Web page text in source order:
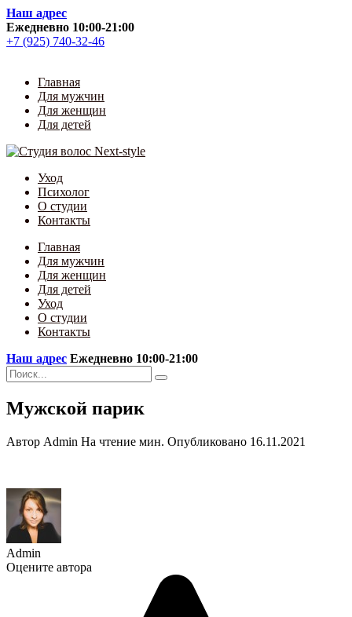
Skip
to
content
Наш адрес
Ежедневно 10:00-21:00
+7 (925) 740-32-46
Главная
Для мужчин
Для женщин
Для детей
Уход
Психолог
О студии
Контакты
Главная
Для мужчин
Для женщин
Для детей
Уход
О студии
Контакты
Наш адрес Ежедневно 10:00-21:00
Search
for:
Мужской парик
Автор Admin На чтение мин. Опубликовано 16.11.2021
Admin
Оцените автора